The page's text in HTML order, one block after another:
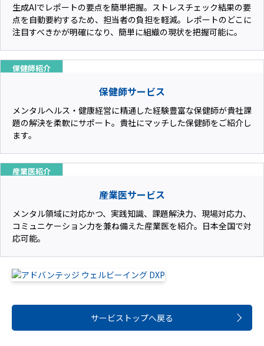
生成AIでレポートの要点を簡単把握。ストレスチェック結果の要
点を自動要約するため、担当者の負担を軽減。レポートのどこに
注目すべきかが明確になり、簡単に組織の現状を把握可能に。
保健師紹介
保健師サービス
メンタルヘルス・健康経営に精通した経験豊富な保健師が貴社課
題の解決を柔軟にサポート。貴社にマッチした保健師をご紹介し
ます。
産業医紹介
産業医サービス
メンタル領域に対応かつ、実践知識、課題解決力、現場対応力、
コミュニケーション力を兼ね備えた産業医を紹介。日本全国で対
応可能。
サービストップへ戻る